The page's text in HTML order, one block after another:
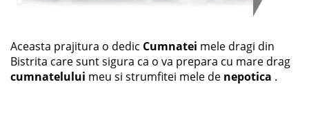
Aceasta prajitura o dedic Cumnatei mele dragi din
Bistrita care sunt sigura ca o va prepara cu mare drag
cumnatelului meu si strumfitei mele de nepotica .